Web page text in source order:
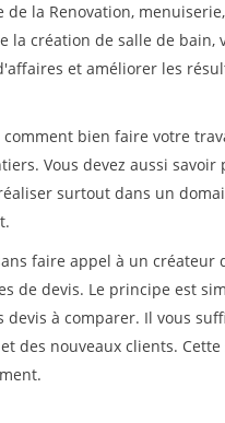
la Renovation,
la création de salle de bain,
et améliorer les
bien faire votre
Vous devez aussi savoir
surtout dans un
faire appel à un créateur
de devis. Le principe est
à comparer. Il vous
des nouveaux clients.